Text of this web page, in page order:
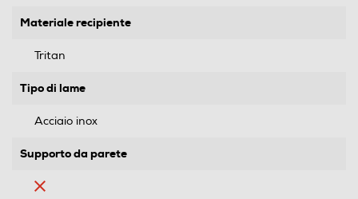
Materiale recipiente
Tritan
Tipo di lame
Acciaio inox
Supporto da parete